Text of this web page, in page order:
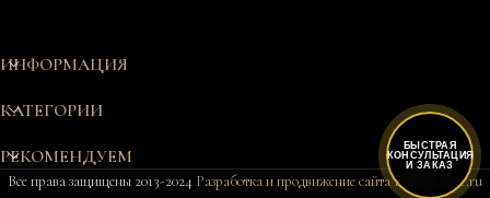
ИНФОРМАЦИЯ
КАТЕГОРИИ
РЕКОМЕНДУЕМ
Все права защищены 2013-2024 Разработка и продвижение сайта Bukovkin-it.ru
БЫСТРАЯ
КОНСУЛЬТАЦИЯ
И ЗАКАЗ